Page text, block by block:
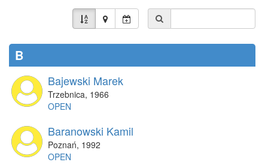
B
Bajewski Marek
Trzebnica, 1966
OPEN
Baranowski Kamil
Poznań, 1992
OPEN